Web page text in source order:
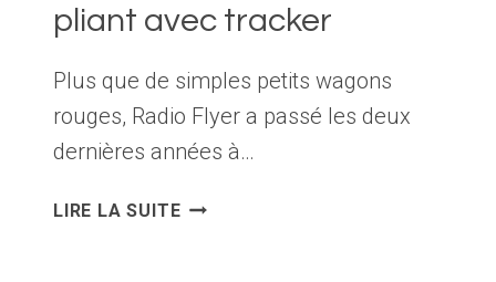
pliant avec tracker
Plus que de simples petits wagons
rouges, Radio Flyer a passé les deux
dernières années à…
LIRE LA SUITERADIO